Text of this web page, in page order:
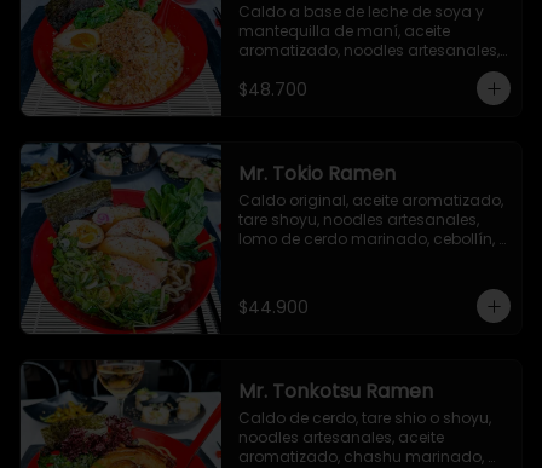
Caldo a base de leche de soya y
mantequilla de maní, aceite
aromatizado, noodles artesanales,
carne de cerdo molida marinada
en salsa secreta, cebollín, bok choy,
huevo nitamago, aceite de ajonjolí
$48.700
Mr. Tokio Ramen
Caldo original, aceite aromatizado,
tare shoyu, noodles artesanales,
lomo de cerdo marinado, cebollín,
alga nori
$44.900
Mr. Tonkotsu Ramen
Caldo de cerdo, tare shio o shoyu,
noodles artesanales, aceite
aromatizado, chashu marinado,